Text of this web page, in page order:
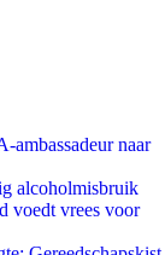
naar
alcoholmisbruik
voedt vrees voor